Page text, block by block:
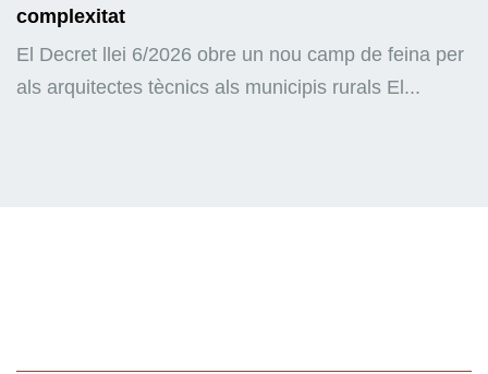
complexitat
El Decret llei 6/2026 obre un nou camp de feina per
als arquitectes tècnics als municipis rurals El...